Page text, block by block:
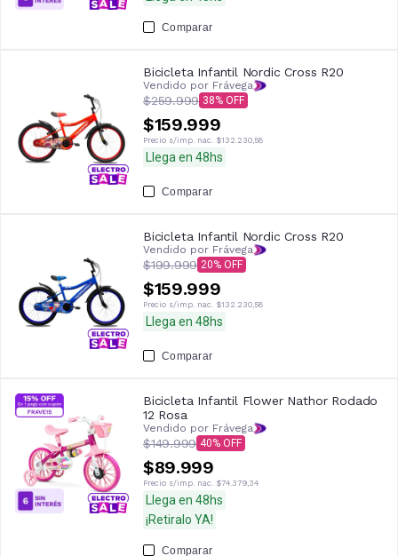
Comparar
Bicicleta Infantil Nordic Cross R20
Vendido por Frávega
$259.999 38
$159.999
Precio s/imp. nac. $132.230,58
Llega en 48hs
Comparar
Bicicleta Infantil Nordic Cross R20
Vendido por Frávega
$199.999 20
$159.999
Precio s/imp. nac. $132.230,58
Llega en 48hs
Comparar
Bicicleta Infantil Flower Nathor Rodado
12 Rosa
Vendido por Frávega
$149.999 40
$89.999
Precio s/imp. nac. $74.379,34
Llega en 48hs
¡Retiralo YA!
Comparar